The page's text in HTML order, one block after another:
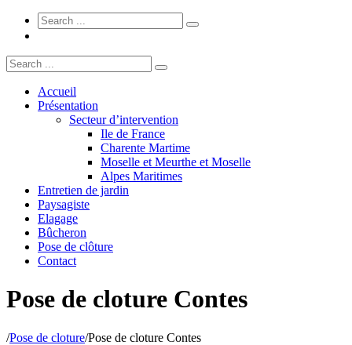
Accueil
Présentation
Secteur d’intervention
Ile de France
Charente Martime
Moselle et Meurthe et Moselle
Alpes Maritimes
Entretien de jardin
Paysagiste
Elagage
Bûcheron
Pose de clôture
Contact
Pose de cloture Contes
/Pose de cloture/Pose de cloture Contes